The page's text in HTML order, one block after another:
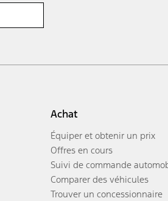
Achat
Équiper et obtenir un prix
Offres en cours
Suivi de commande
Comparer des véhicules
Trouver un concessionnaire